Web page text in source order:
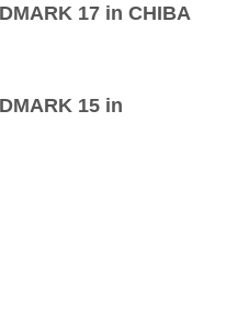
17 in CHIBA
15 in